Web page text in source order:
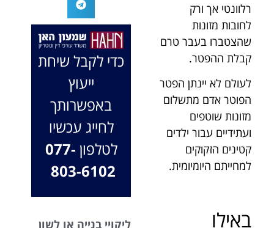
רלוונטי אך ורק
לחובות מזונות
שהצטברו בעבר טרם
קבלת ההפטר.
לעולם לא יינתן הפטר
הפוטר אדם מתשלום
מזונות שוטפים
ועתידיים עבור ילדים
קטינים הזקוקים
למחייתם היומיומית.
באילו
בלי לחשוב
פעמיים, הקשיב
לי ולקח את התיק
שלי פרו בונו מכל
הלב.
לך המון הצלחה
בהמשך. תמיד
כאן בשבילך.
בברכה, משרד
עו"ד שמעון האן
ונוטריון
כדי לקבל שיחת
ייעוץ
באפשרותך
לחייג עכשיו
לטלפון 077-
803-6102
ליקויי בנייה או לשון